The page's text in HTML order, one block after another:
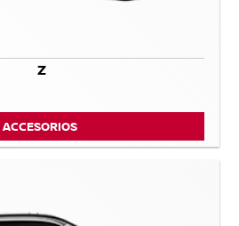
Z
ACCESORIOS